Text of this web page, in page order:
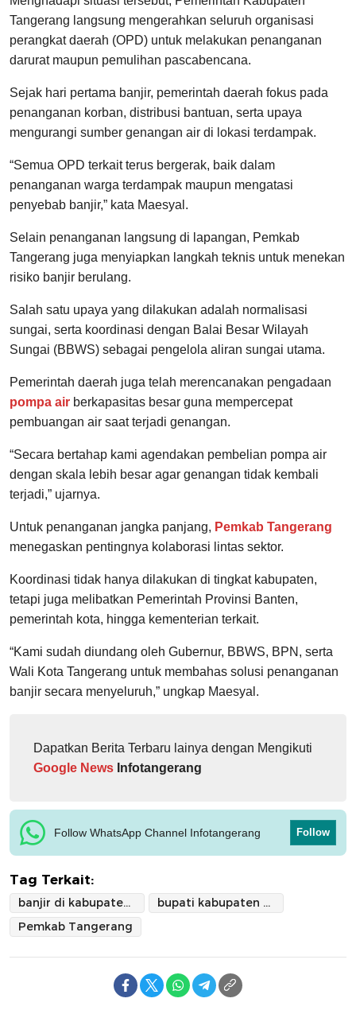
Tangerang langsung mengerahkan seluruh organisasi
perangkat daerah (OPD) untuk melakukan penanganan
darurat maupun pemulihan pascabencana.
Sejak hari pertama banjir, pemerintah daerah fokus pada
penanganan korban, distribusi bantuan, serta upaya
mengurangi sumber genangan air di lokasi terdampak.
“Semua OPD terkait terus bergerak, baik dalam
penanganan warga terdampak maupun mengatasi
penyebab banjir,” kata Maesyal.
Selain penanganan langsung di lapangan, Pemkab
Tangerang juga menyiapkan langkah teknis untuk menekan
risiko banjir berulang.
Salah satu upaya yang dilakukan adalah normalisasi
sungai, serta koordinasi dengan Balai Besar Wilayah
Sungai (BBWS) sebagai pengelola aliran sungai utama.
Pemerintah daerah juga telah merencanakan pengadaan
pompa air berkapasitas besar guna mempercepat
pembuangan air saat terjadi genangan.
“Secara bertahap kami agendakan pembelian pompa air
dengan skala lebih besar agar genangan tidak kembali
terjadi,” ujarnya.
Untuk penanganan jangka panjang, Pemkab Tangerang
menegaskan pentingnya kolaborasi lintas sektor.
Koordinasi tidak hanya dilakukan di tingkat kabupaten,
tetapi juga melibatkan Pemerintah Provinsi Banten,
pemerintah kota, hingga kementerian terkait.
“Kami sudah diundang oleh Gubernur, BBWS, BPN, serta
Wali Kota Tangerang untuk membahas solusi penanganan
banjir secara menyeluruh,” ungkap Maesyal.
Dapatkan Berita Terbaru lainya dengan Mengikuti
Google News Infotangerang
Follow WhatsApp Channel Infotangerang Follow
Tag Terkait:
banjir di kabupaten tangerang
bupati kabupaten tangerang
Pemkab Tangerang